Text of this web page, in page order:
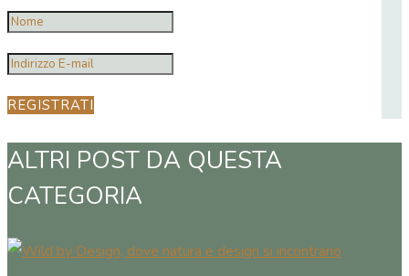
REGISTRATI
ALTRI POST DA QUESTA
CATEGORIA